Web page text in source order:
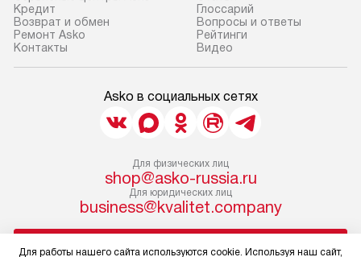
Кредит
Возврат и обмен
Ремонт Asko
Контакты
Глоссарий
Вопросы и ответы
Рейтинги
Видео
Asko в социальных сетях
Для физических лиц
shop@asko-russia.ru
Для юридических лиц
business@kvalitet.company
Для работы нашего сайта используются cookie. Используя наш сайт,